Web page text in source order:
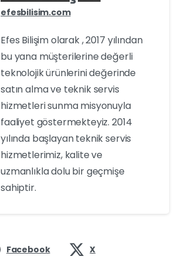
efesbilisim.com
Efes Bilişim olarak , 2017 yılından
bu yana müşterilerine değerli
teknolojik ürünlerini değerinde
satın alma ve teknik servis
hizmetleri sunma misyonuyla
faaliyet göstermekteyiz. 2014
yılında başlayan teknik servis
hizmetlerimiz, kalite ve
uzmanlıkla dolu bir geçmişe
sahiptir.
Facebook X